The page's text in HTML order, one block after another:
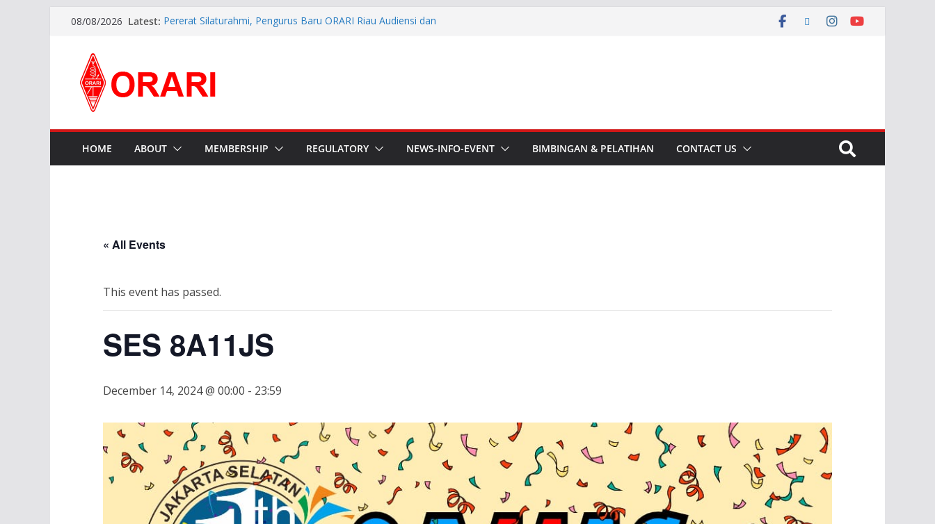
08/08/2026 Latest: Pererat Silaturahmi, Pengurus Baru ORARI Riau Audiensi dan
Preparatory Group for WRC-27 )
Aftiyedi Dalimunthe (YC5NNF) Resmi Pimpin ORARI Lokal
Perkokoh Sinergi Amatir Radio, Ketua Orari Daerah Riau
Beserta Jajaran Hadiri Muslok III Bengkalis
HOME ABOUT MEMBERSHIP REGULATORY NEWS-INFO-EVENT BIMBINGAN & PELATIHAN CONTACT US
« All Events
This event has passed.
SES 8A11JS
December 14, 2024 @ 00:00 - 23:59